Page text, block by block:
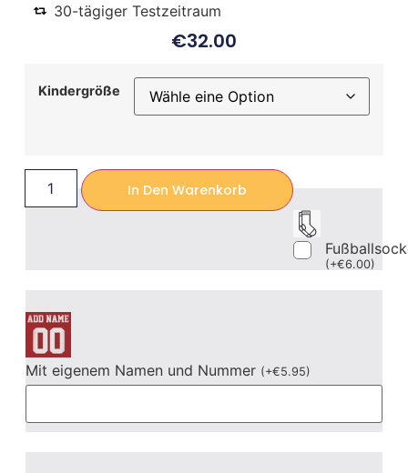
30-tägiger Testzeitraum
€32.00
Kindergröße
In Den Warenkorb
(+€6.00)
Mit eigenem Namen und Nummer (+€5.95)